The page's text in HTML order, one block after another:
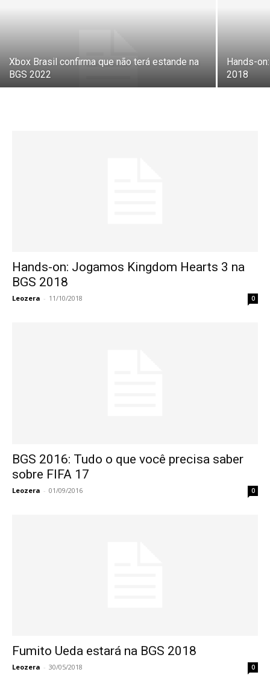
Xbox Brasil confirma que não terá estande na
BGS 2022
Hands-
2018
Hands-on: Jogamos Kingdom Hearts 3 na
BGS 2018
Leozera - 11/10/2018 0
BGS 2016: Tudo o que você precisa saber
sobre FIFA 17
Leozera - 01/09/2016 0
Fumito Ueda estará na BGS 2018
Leozera - 30/05/2018 0